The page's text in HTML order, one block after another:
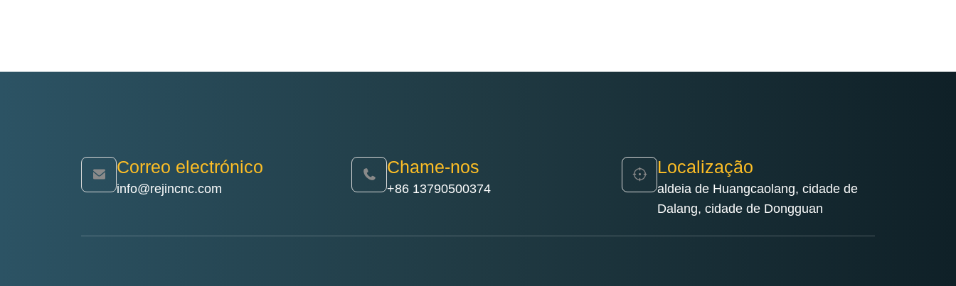
Correo electrónico
info@rejincnc.com
Chame-nos
+86 13790500374
Localização
aldeia de Huangcaolang, cidade de
Dalang, cidade de Dongguan